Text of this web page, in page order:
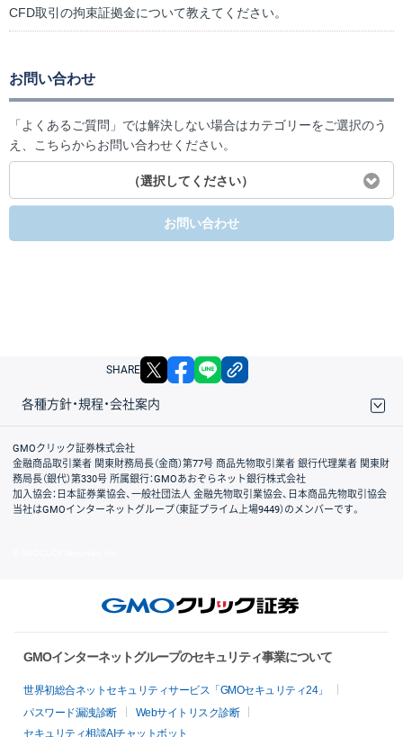
CFD取引の拘束証拠金について教えてください。
お問い合わせ
「よくあるご質問」では解決しない場合はカテゴリーをご選択のう
え、こちらからお問い合わせください。
（選択してください）
お問い合わせ
SHARE X facebook
各種方針・規程・会社案内
取引規程・約款
サイトマップ
その他のご案内
個人情報保護方針
最良執行方針
サイトのご利用について
ディスクレイマー
信託保全
リスク説明
会社案内
GMOクリック証券株式会社
金融商品取引業者 関東財務局長（金商）第77号 商品先物取引業者 銀行代理業者 関東財
務局長（銀代）第330号 所属銀行：GMOあおぞらネット銀行株式会社
加入協会：日本証券業協会、一般社団法人 金融先物取引業協会、日本商品先物取引協会
当社はGMOインターネットグループ（東証プライム上場9449）のメンバーです。
GMOインターネットグループのセキュリティ事業について
世界初総合ネットセキュリティサービス「GMOセキュリティ24」
パスワード漏洩診断
Webサイトリスク診断
セキュリティ相談AIチャットボット